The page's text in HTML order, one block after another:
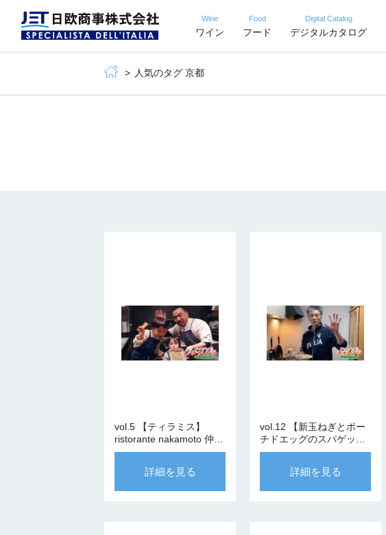
Wine
ワイン
Food
フード
Digital Catalog
デジタルカタログ
人気のタグ 京都
vol.5 【ティラミス】
ristorante nakamoto 仲本
シェフ
詳細を見る
vol.12 【新玉ねぎとポー
チドエッグのスパゲッテ
ィ】Ca’del Viale
詳細を見る